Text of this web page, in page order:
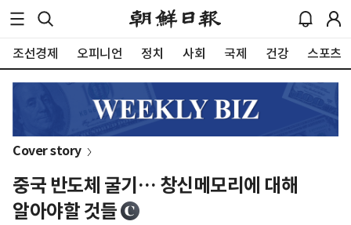
조선경제 오피니언 정치 사회 국제 건강 스포츠
Cover story
중국 반도체 굴기… 창신메모리에 대해
알아야할 것들